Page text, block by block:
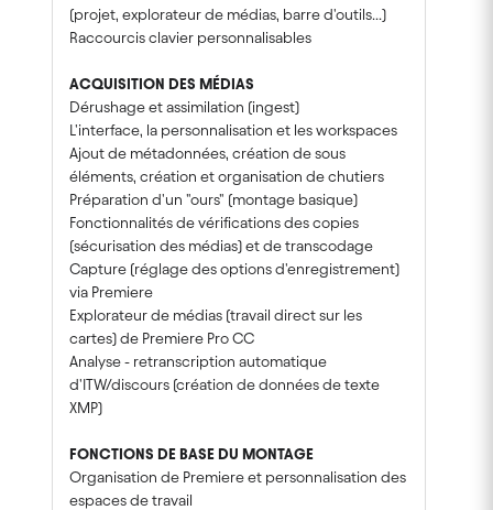
(projet, explorateur de médias, barre d'outils...)
Raccourcis clavier personnalisables
ACQUISITION DES MÉDIAS
Dérushage et assimilation (ingest)
L'interface, la personnalisation et les workspaces
Ajout de métadonnées, création de sous
éléments, création et organisation de chutiers
Préparation d'un "ours" (montage basique)
Fonctionnalités de vérifications des copies
(sécurisation des médias) et de transcodage
Capture (réglage des options d'enregistrement)
via Premiere
Explorateur de médias (travail direct sur les
cartes) de Premiere Pro CC
Analyse - retranscription automatique
d'ITW/discours (création de données de texte
XMP)
FONCTIONS DE BASE DU MONTAGE
Organisation de Premiere et personnalisation des
espaces de travail